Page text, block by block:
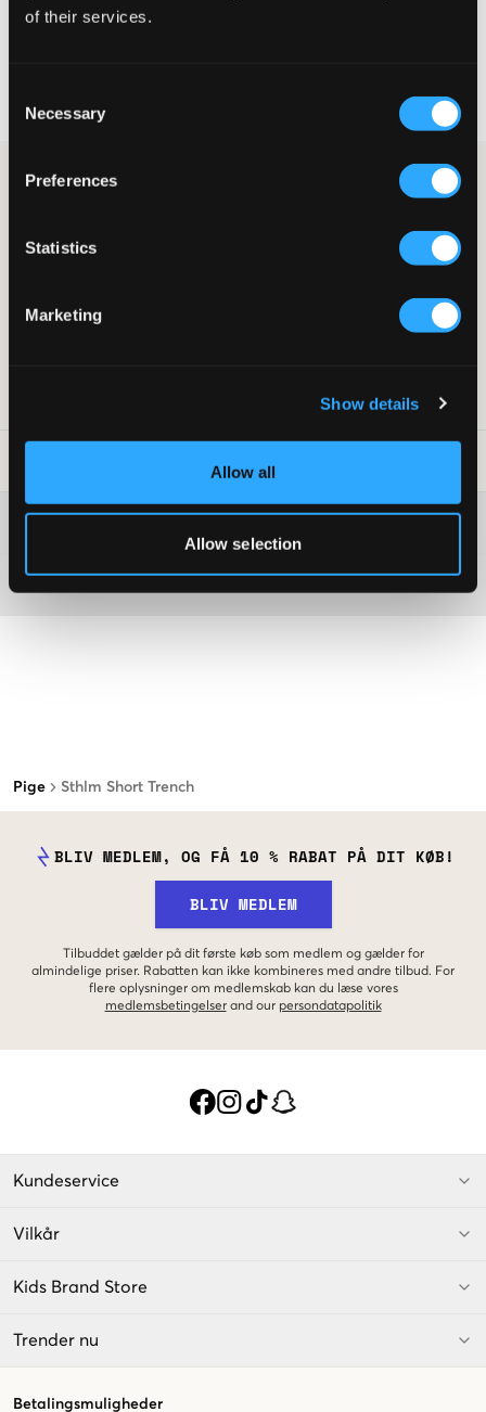
of their services.
Selection
Necessary
Preferences
Statistics
Marketing
Show details
Allow all
Allow selection
Pige Sthlm Short Trench
Fortrydelsesret i 60 dager
Mørkeblå kort trenchcoat. Jakken har dobbeltknapning, og der
er også knapper ved ærmekanterne samt på skulderen.
store trends.
Dobbeltknapning
BLIV MEDLEM, OG FÅ 10 % RABAT PÅ DIT KØB!
BLIV MEDLEM
Tilbuddet gælder på dit første køb som medlem og gælder for
almindelige priser. Rabatten kan ikke kombineres med andre tilbud. For
flere oplysninger om medlemskab kan du læse vores
medlemsbetingelser and our persondatapolitik
Kundeservice
Vilkår
Kids Brand Store
Trender nu
Betalingsmuligheder